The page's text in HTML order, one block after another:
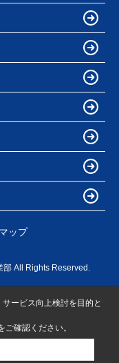
ップ
All Rights Reserved.
ービス向上検討を目的と
ご確認ください。